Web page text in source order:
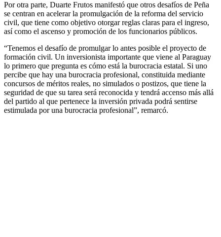
Por otra parte, Duarte Frutos manifestó que otros desafíos de Peña
se centran en acelerar la promulgación de la reforma del servicio
civil, que tiene como objetivo otorgar reglas claras para el ingreso,
así como el ascenso y promoción de los funcionarios públicos.
“Tenemos el desafío de promulgar lo antes posible el proyecto de
formación civil. Un inversionista importante que viene al Paraguay
lo primero que pregunta es cómo está la burocracia estatal. Si uno
percibe que hay una burocracia profesional, constituida mediante
concursos de méritos reales, no simulados o postizos, que tiene la
seguridad de que su tarea será reconocida y tendrá accenso más allá
del partido al que pertenece la inversión privada podrá sentirse
estimulada por una burocracia profesional”, remarcó.